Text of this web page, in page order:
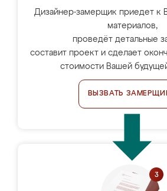
Дизайнер-замерщик приедет к
материалов,
проведёт детальные
составит проект и сделает
стоимости Вашей
ВЫЗВАТЬ